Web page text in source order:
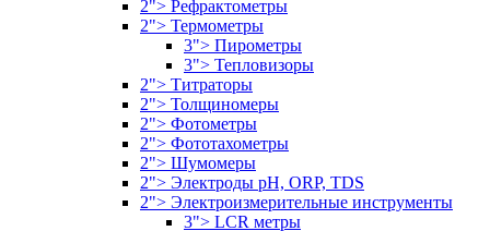
2"> Рефрактометры
2"> Термометры
3"> Пирометры
3"> Тепловизоры
2"> Титраторы
2"> Толщиномеры
2"> Фотометры
2"> Фототахометры
2"> Шумомеры
2"> Электроды pH, ORP, TDS
2"> Электроизмерительные инструменты
3"> LCR метры